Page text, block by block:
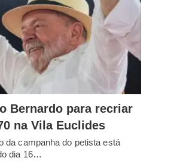
Bernardo para recriar
na Vila Euclides
da campanha do petista está
dia 16…